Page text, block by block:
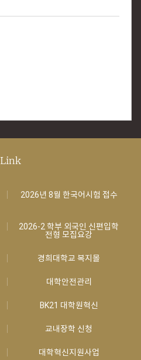
Link
2026년 8월 한국어시험 접수
2026-2 학부 외국인 신편입학
전형 모집요강
경희대학교 복지몰
대학안전관리
BK21 대학원혁신
교내장학 신청
대학혁신지원사업